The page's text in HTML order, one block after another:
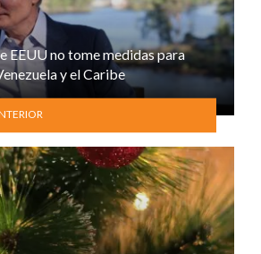
EEUU no tome medidas para
y el Caribe